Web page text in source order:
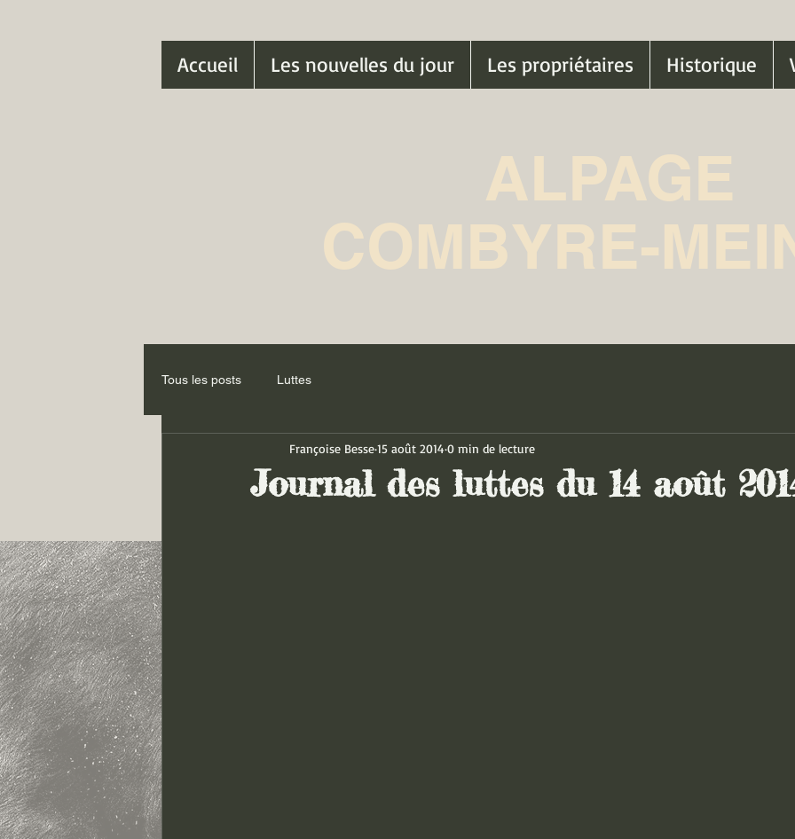
Accueil Les nouvelles du jour Les propriétaires Historique
ALPAGE
COMBYRE-
Tous les posts Luttes
Journal des luttes du 14 août
Françoise Besse15 août 2014 0 min de lecture